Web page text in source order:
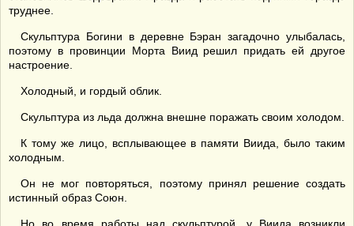
труднее.
Скульптура Богини в деревне Бэран загадочно улыбалась,
поэтому в провинции Морта Виид решил придать ей другое
настроение.
Холодный, и гордый облик.
Скульптура из льда должна внешне поражать своим холодом.
К тому же лицо, всплывающее в памяти Виида, было таким
холодным.
Он не мог повторяться, поэтому принял решение создать
истинный образ Союн.